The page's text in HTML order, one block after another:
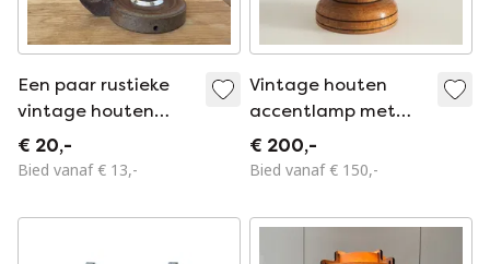
Een paar rustieke
vintage houten
tafellampen
€ 20,-
Bied vanaf € 13,-
Vintage houten
accentlamp met
rasterpatroon
€ 200,-
Bied vanaf € 150,-